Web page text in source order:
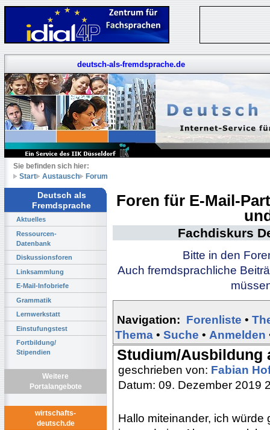
deutsch-als-fremdsprache.de
Sie befinden sich hier:
Start
Austausch Forum
Deutsch als
Fremdsprache
Aktuelles
Ressourcen-
Datenbank
Diskussionsforen
Linksammlung
E-Mail-Infobriefe
Grammatik
Lernwerkstatt
Einstufungstest
Fortbildung/
Stipendien
Weitere
Portalangebote
wirtschafts-
deutsch.de
Foren für E-Mail-
Fachdiskurs
Bitte in den
Auch fremdsprachliche
Navigation: Forenliste •
Thema • Suche • Anmelden
Studium/Ausbildung
geschrieben von: Fabian
Datum: 09. Dezember 2019
Hallo miteinander, ich